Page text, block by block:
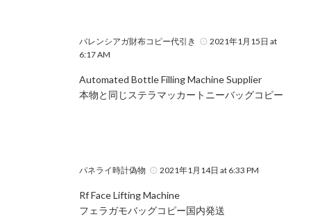
バレンシアガ財布コピー代引き
2021年1月15日 at
6:17 AM
Automated Bottle Filling Machine Supplier
本物と同じステラマッカートニーバッグコピー
パネライ時計偽物 2021年1月14日 at 6:33 PM
Rf Face Lifting Machine
フェラガモバッグコピー国内発送